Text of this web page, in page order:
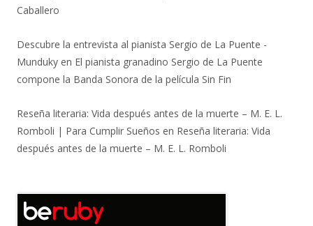
Caballero
Descubre la entrevista al pianista Sergio de La Puente -
Munduky en El pianista granadino Sergio de La Puente
compone la Banda Sonora de la película Sin Fin
Reseña literaria: Vida después antes de la muerte – M. E. L.
Romboli | Para Cumplir Sueños en Reseña literaria: Vida
después antes de la muerte – M. E. L. Romboli